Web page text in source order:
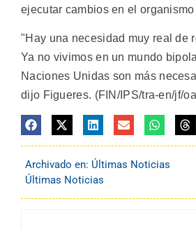
ejecutar cambios en el
"Hay una necesidad muy real de
Ya no vivimos en un mundo
Naciones Unidas son más
dijo Figueres. (FIN/IPS/tra-en/jf/
Archivado en: Últimas Noticias
Últimas Noticias